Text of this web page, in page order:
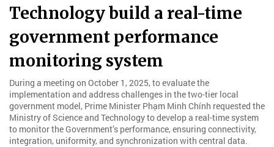
Technology build a real-time
government performance
monitoring system
During a meeting on October 1, 2025, to evaluate the
implementation and address challenges in the two-tier local
government model, Prime Minister Phạm Minh Chính requested the
Ministry of Science and Technology to develop a real-time system
to monitor the Government’s performance, ensuring connectivity,
integration, uniformity, and synchronization with central data.